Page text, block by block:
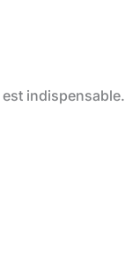
est indispensable.